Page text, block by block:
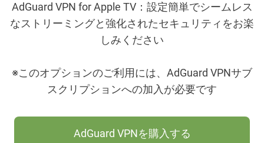
AdGuard VPN for Apple TV：設定簡単でシームレス
なストリーミングと強化されたセキュリティをお楽
しみください
※このオプションのご利用には、AdGuard VPNサブ
スクリプションへの加入が必要です
AdGuard VPNを購入する